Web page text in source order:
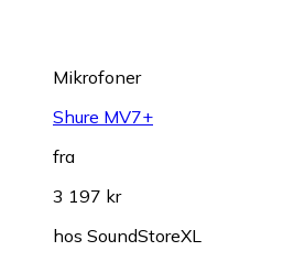
Mikrofoner
Shure MV7+
fra
3 197 kr
hos SoundStoreXL